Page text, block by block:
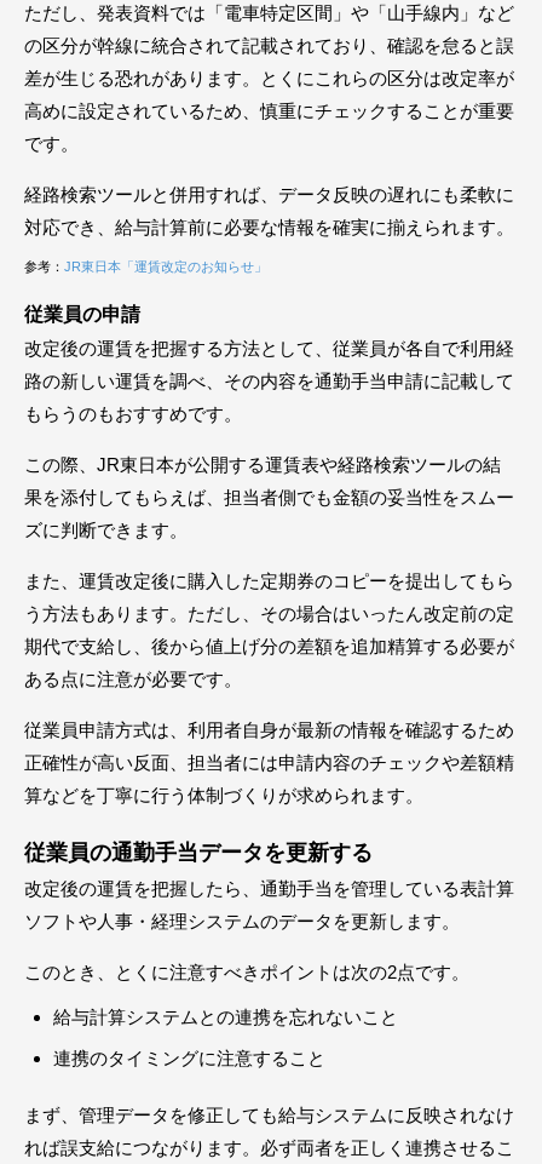
ただし、発表資料では「電車特定区間」や「山手線内」など
の区分が幹線に統合されて記載されており、確認を怠ると誤
差が生じる恐れがあります。とくにこれらの区分は改定率が
高めに設定されているため、慎重にチェックすることが重要
です。
経路検索ツールと併用すれば、データ反映の遅れにも柔軟に
対応でき、給与計算前に必要な情報を確実に揃えられます。
参考： JR東日本「運賃改定のお知らせ」
従業員の申請
改定後の運賃を把握する方法として、従業員が各自で利用経
路の新しい運賃を調べ、その内容を通勤手当申請に記載して
もらうのもおすすめです。
この際、JR東日本が公開する運賃表や経路検索ツールの結
果を添付してもらえば、担当者側でも金額の妥当性をスムー
ズに判断できます。
また、運賃改定後に購入した定期券のコピーを提出してもら
う方法もあります。ただし、その場合はいったん改定前の定
期代で支給し、後から値上げ分の差額を追加精算する必要が
ある点に注意が必要です。
従業員申請方式は、利用者自身が最新の情報を確認するため
正確性が高い反面、担当者には申請内容のチェックや差額精
算などを丁寧に行う体制づくりが求められます。
従業員の通勤手当データを更新する
改定後の運賃を把握したら、通勤手当を管理している表計算
ソフトや人事・経理システムのデータを更新します。
このとき、とくに注意すべきポイントは次の2点です。
給与計算システムとの連携を忘れないこと
連携のタイミングに注意すること
まず、管理データを修正しても給与システムに反映されなけ
れば誤支給につながります。必ず両者を正しく連携させるこ